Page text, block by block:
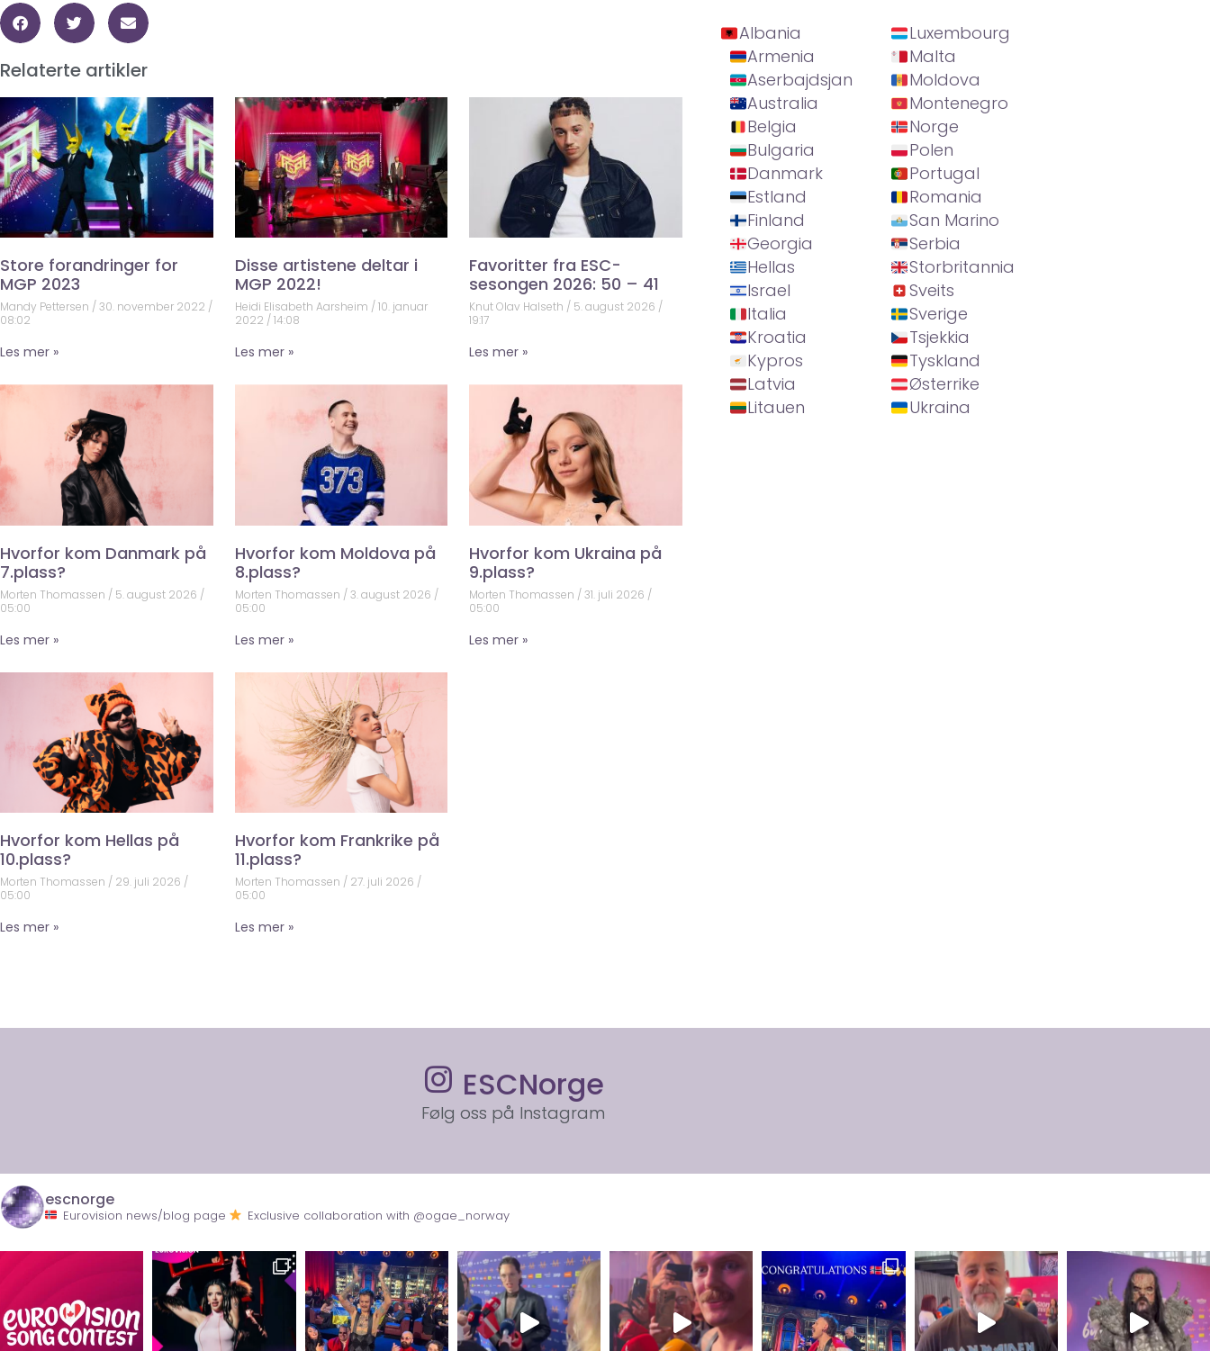
Relaterte artikler
Store forandringer for
MGP 2023
Mandy Pettersen
30. november 2022
08:02
Les mer »
Disse artistene deltar i
MGP 2022!
Heidi Elisabeth Aarsheim 10. januar
2022 14:08
Les mer »
Favoritter fra ESC-
sesongen 2026: 50 – 41
Knut Olav Halseth
5. august 2026
19:17
Les mer »
Hvorfor kom Danmark på
7.plass?
Morten Thomassen
5. august 2026
05:00
Les mer »
Hvorfor kom Moldova på
8.plass?
Morten Thomassen 3. august 2026
05:00
Les mer »
Hvorfor kom Ukraina på
9.plass?
Morten Thomassen
31. juli 2026
05:00
Les mer »
Hvorfor kom Hellas på
10.plass?
Morten Thomassen
29. juli 2026
05:00
Les mer »
Hvorfor kom Frankrike på
11.plass?
Morten Thomassen 27. juli 2026
05:00
Les mer »
Albania
Armenia
Aserbajdsjan
Australia
Belgia
Bulgaria
Danmark
Estland
Finland
Georgia
Hellas
Israel
Italia
Kroatia
Kypros
Latvia
Litauen
Luxembourg
Malta
Moldova
Montenegro
Norge
Polen
Portugal
Romania
San Marino
Serbia
Storbritannia
Sveits
Sverige
Tsjekkia
Tyskland
Østerrike
Ukraina
ESCNorge
Følg oss på Instagram
escnorge
Eurovision news/blog page Exclusive collaboration with @ogae_norway